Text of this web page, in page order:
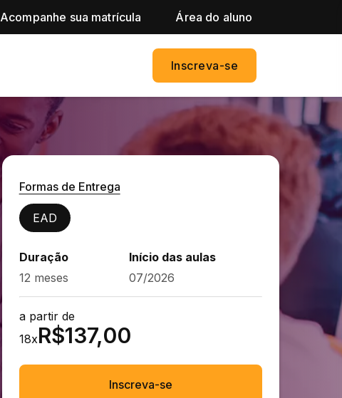
Acompanhe sua matrícula Área do aluno
Inscreva-se
Formas de Entrega
EAD
Duração
12 meses
Início das aulas
07/2026
a partir de
18xR$137,00
Inscreva-se